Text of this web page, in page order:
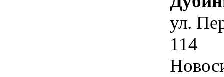
ул.
114